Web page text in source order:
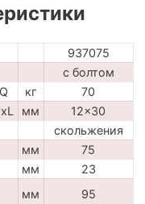
937075
с болтом
Q кг
70
мм
12x30
скольжения
мм
75
мм
23
мм
95